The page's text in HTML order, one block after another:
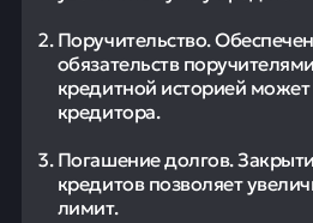
Поручительство.
обязательств
кредитной историей
кредитора.
Погашение долгов.
кредитов позволяет
лимит.